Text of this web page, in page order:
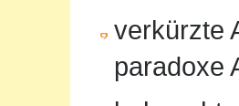
verkürzte
paradoxe